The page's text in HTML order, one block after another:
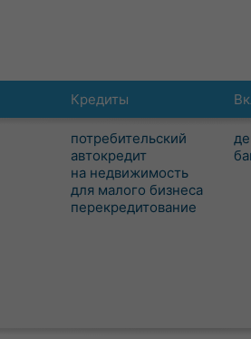
Кредиты
потребительский
автокредит
на недвижимость
для малого бизнеса
перекредитование